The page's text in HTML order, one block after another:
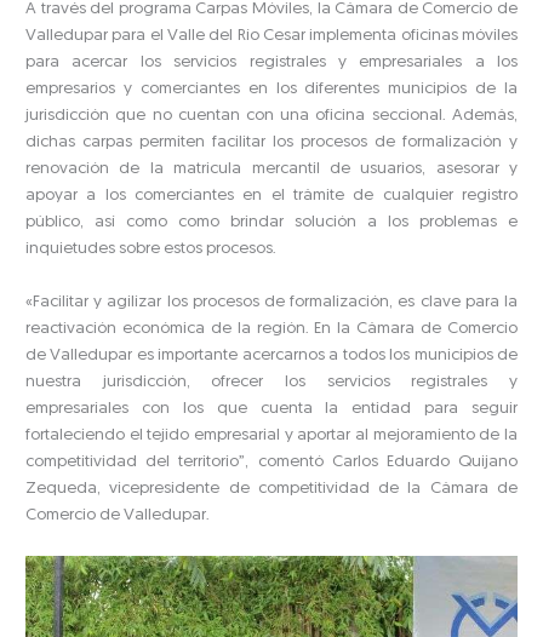
A través del programa Carpas Móviles, la Cámara de Comercio de
Valledupar para el Valle del Río Cesar implementa oficinas móviles
para acercar los servicios registrales y empresariales a los
empresarios y comerciantes en los diferentes municipios de la
jurisdicción que no cuentan con una oficina seccional. Además,
dichas carpas permiten facilitar los procesos de formalización y
renovación de la matricula mercantil de usuarios, asesorar y
apoyar a los comerciantes en el trámite de cualquier registro
público, así como como brindar solución a los problemas e
inquietudes sobre estos procesos.
«Facilitar y agilizar los procesos de formalización, es clave para la
reactivación económica de la región. En la Cámara de Comercio
de Valledupar es importante acercarnos a todos los municipios de
nuestra jurisdicción, ofrecer los servicios registrales y
empresariales con los que cuenta la entidad para seguir
fortaleciendo el tejido empresarial y aportar al mejoramiento de la
competitividad del territorio”, comentó Carlos Eduardo Quijano
Zequeda, vicepresidente de competitividad de la Cámara de
Comercio de Valledupar.